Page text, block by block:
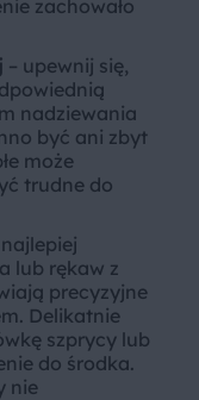
zachowało
– upewnij się,
nadziewania
być ani zbyt
może
trudne do
najlepiej
lub rękaw z
precyzyjne
Delikatnie
szprycy lub
do środka.
nie